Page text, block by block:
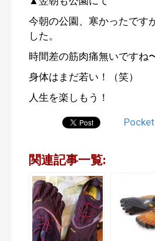
今朝の公園、寒かったです
した。
時間差の筋肉痛無いですね
身体はまだ若い！（笑）
人生を楽しもう！
Pocket
関連記事一覧: